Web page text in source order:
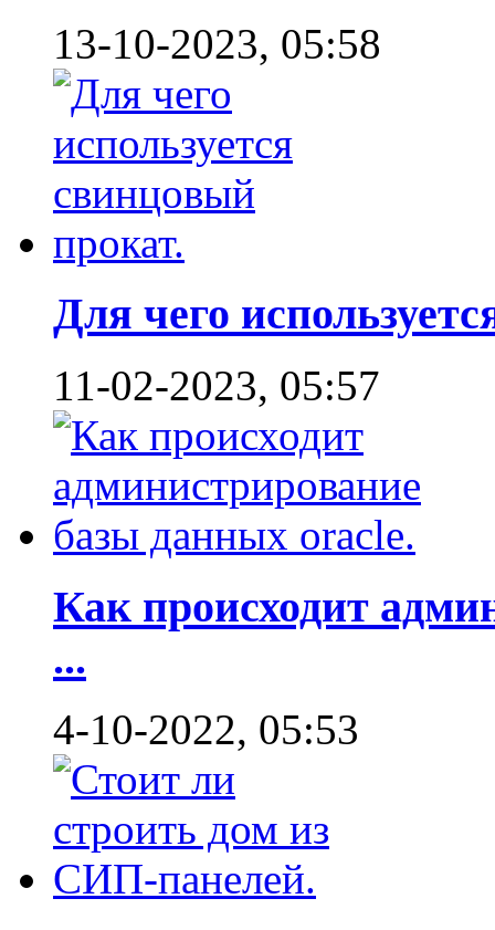
13-10-2023, 05:58
Для чего
11-02-2023, 05:57
Как происходит
...
4-10-2022, 05:53